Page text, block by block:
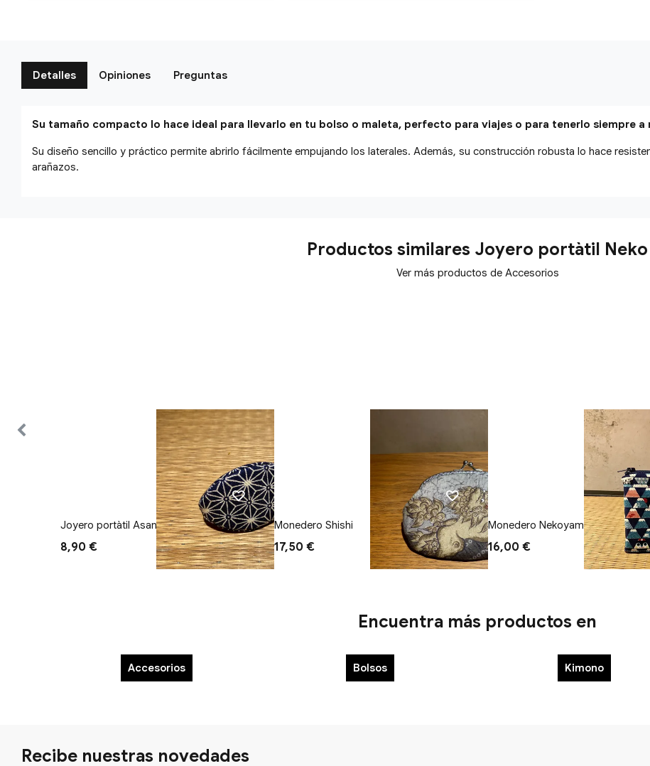
Detalles Opiniones Preguntas
Su tamaño compacto lo hace ideal para llevarlo en tu bolso o maleta, perfecto para viajes o para tenerlo siempre a
Su diseño sencillo y práctico permite abrirlo fácilmente empujando los laterales. Además, su construcción robusta lo hace
arañazos.
Productos similares Joyero portàtil Neko
Ver más productos de Accesorios
Joyero portàtil Asanoha
8,90 €
Monedero Shishi
17,50 €
Monedero Nekoyama
16,00 €
Encuentra más productos en
Accesorios Bolsos Kimono
Recibe nuestras novedades